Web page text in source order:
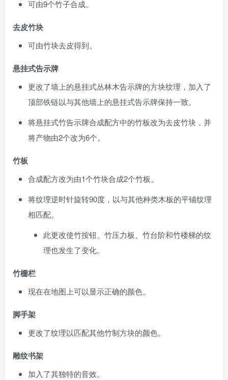
可由9个竹子合成。
去皮竹块
可由竹块去皮得到。
悬挂式告示牌
更改了墙上的悬挂式丛林木告示牌的方块纹理，加入了
顶部铁链以与其他墙上的悬挂式告示牌保持一致。
将悬挂式竹告示牌合成配方中的竹板改为去皮竹块，并
将产物由2个改为6个。
竹板
合成配方改为由1个竹块合成2个竹板。
将纹理逆时针旋转90度，以与其他种类木板的平铺纹理
相匹配。
此更改使竹按钮、竹压力板、竹台阶和竹楼梯的纹
理也发生了变化。
竹栅栏
现在在地图上可以显示正确的颜色。
脚手架
更改了纹理以匹配其他竹制方块的颜色。
雕纹书架
加入了其独特的音效。